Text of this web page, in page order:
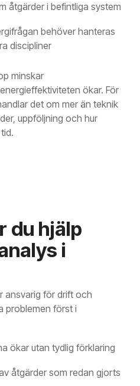
åtgärder i befintliga system
behöver hanteras
discipliner
minskar
ökar. För
det om mer än teknik
uppföljning och hur
du hjälp
i
ansvarig för drift och
problemen först i
ökar utan tydlig förklaring
åtgärder som redan gjorts